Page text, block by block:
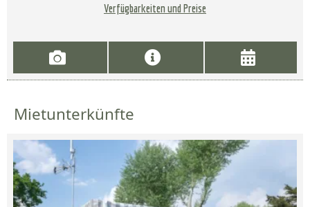
Verfügbarkeiten und Preise
Mietunterkünfte